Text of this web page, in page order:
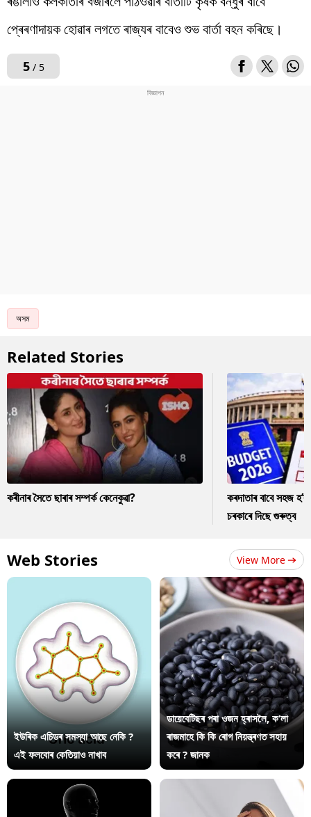
প্ৰেৰণাদায়ক হোৱাৰ লগতে ৰাজ্যৰ বাবেও শুভ বাৰ্তা বহন কৰিছে।
5/ 5
অসম
Related Stories
কৰীনাৰ সৈতে ছাৰাৰ সম্পৰ্ক কেনেকুৱা?
কৰদাতাৰ বাবে সহজ
চৰকাৰে দিছে গুৰুত্ব
Web Stories View More
ইউৰিক এচিডৰ সমস্যা আছে নেকি ?
এই ফলবোৰ কেতিয়াও নাখাব
ডায়েবেটিছৰ পৰা ওজন হ্ৰাসলৈ, ক’লা
ৰাজমাহে কি কি ৰোগ নিয়ন্ত্ৰণত সহায়
কৰে ? জানক